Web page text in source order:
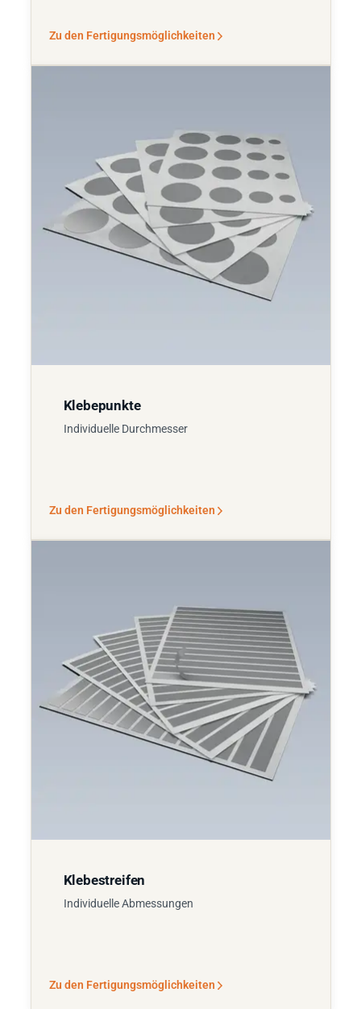
Zu den Fertigungsmöglichkeiten
Klebepunkte
Individuelle Durchmesser
Zu den Fertigungsmöglichkeiten
Klebestreifen
Individuelle Abmessungen
Zu den Fertigungsmöglichkeiten